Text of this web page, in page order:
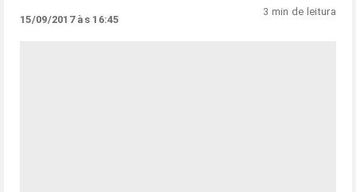
15/09/2017 às 16:45
3 min de leitura